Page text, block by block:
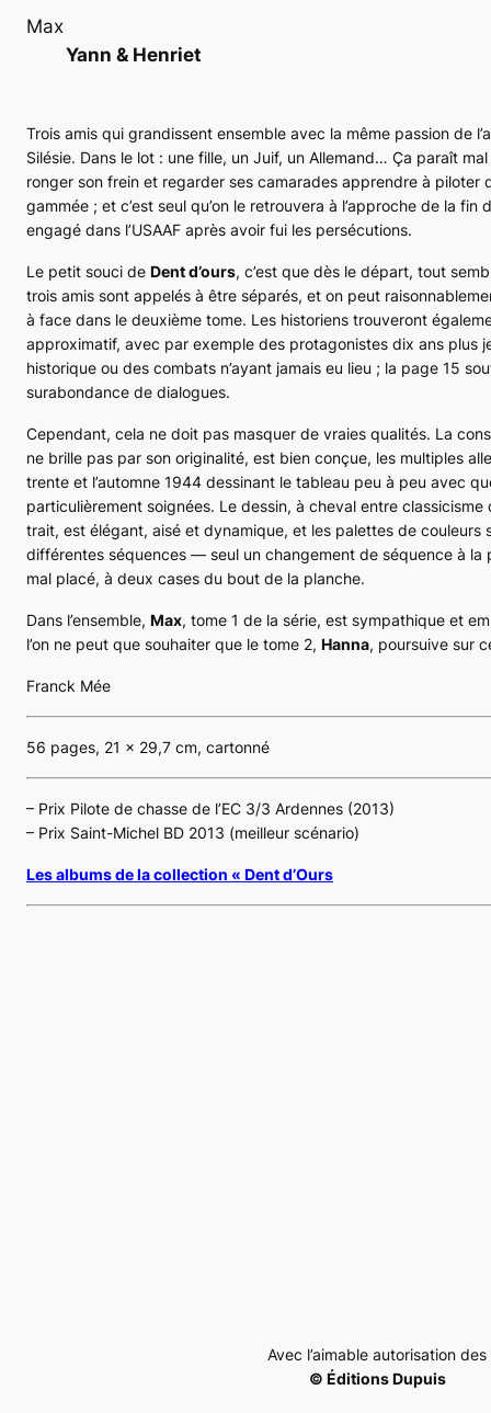
Max
Yann & Henriet
Trois amis qui grandissent ensemble avec la même passion de
Silésie. Dans le lot : une fille, un Juif, un Allemand… Ça paraît
ronger son frein et regarder ses camarades apprendre à piloter
gammée ; et c’est seul qu’on le retrouvera à l’approche de la
engagé dans l’USAAF après avoir fui les persécutions.
Le petit souci de Dent d’ours, c’est que dès le départ, tout
trois amis sont appelés à être séparés, et on peut
à face dans le deuxième tome. Les historiens trouveront
approximatif, avec par exemple des protagonistes dix ans plus
historique ou des combats n’ayant jamais eu lieu ; la page 15
surabondance de dialogues.
Cependant, cela ne doit pas masquer de vraies qualités. La
ne brille pas par son originalité, est bien conçue, les multiples
trente et l’automne 1944 dessinant le tableau peu à peu avec
particulièrement soignées. Le dessin, à cheval entre
trait, est élégant, aisé et dynamique, et les palettes de couleurs
différentes séquences — seul un changement de séquence à la
mal placé, à deux cases du bout de la planche.
Dans l’ensemble, Max, tome 1 de la série, est sympathique et
l’on ne peut que souhaiter que le tome 2, Hanna, poursuive sur
Franck Mée
56 pages, 21 x 29,7 cm, cartonné
– Prix Pilote de chasse de l’EC 3/3 Ardennes (2013)
– Prix Saint-Michel BD 2013 (meilleur scénario)
Les albums de la collection « Dent d’Ours
Avec l’aimable autorisation des
© Éditions Dupuis